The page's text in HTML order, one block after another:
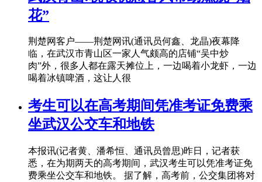
花”
荆楚网客户——荆楚网讯(通讯员何鑫、龙晶)夜幕降
临，在武汉市青山区一家人气颇高的店铺“吴中炒
肉”外，很多人都在露天摊位上，一边喝着小龙虾，一边
喝着冰镇啤酒，这让人很
考生可以在高考期间凭准考证免费乘
坐武汉公交车和地铁
本报讯(记者黄、潘希恒、通讯员曾思)昨日，记者获
悉，在为期两天的高考期间，武汉考生可以凭准考证免
费乘坐公交车和地铁。 据了解，高考前，公交集团将对